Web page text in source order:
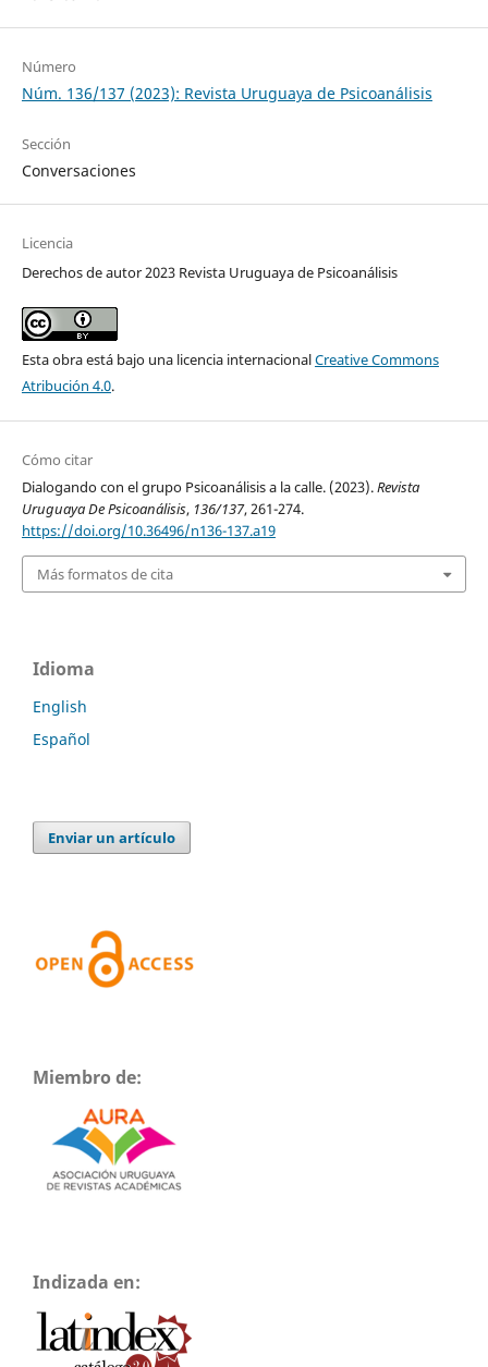
Número
Núm. 136/137 (2023): Revista Uruguaya de Psicoanálisis
Sección
Conversaciones
Licencia
Derechos de autor 2023 Revista Uruguaya de Psicoanálisis
Esta obra está bajo una licencia internacionalCreative Commons
Atribución 4.0.
Cómo citar
Dialogando con el grupo Psicoanálisis a la calle. (2023).Revista
Uruguaya De Psicoanálisis, 136/137, 261-274.
https://doi.org/10.36496/n136-137.a19
Más formatos de cita
Idioma
English
Español
Enviar un artículo
Miembro de:
Indizada en: